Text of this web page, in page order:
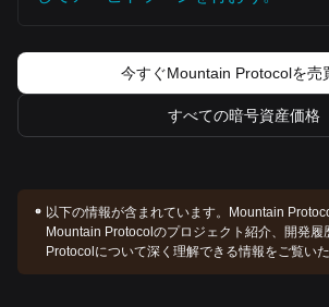
今すぐMountain Protocolを売
すべての暗号資産価格
以下の情報が含まれています。
Mountain
Mountain Protocolのプロジェクト紹介、開発履
Protocolについて深く理解できる情報をご覧いた